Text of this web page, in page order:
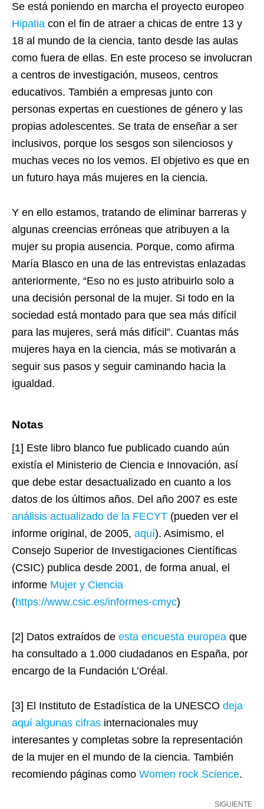
Se está poniendo en marcha el proyecto europeo
Hipatia con el fin de atraer a chicas de entre 13 y
18 al mundo de la ciencia, tanto desde las aulas
como fuera de ellas. En este proceso se involucran
a centros de investigación, museos, centros
educativos. También a empresas junto con
personas expertas en cuestiones de género y las
propias adolescentes. Se trata de enseñar a ser
inclusivos, porque los sesgos son silenciosos y
muchas veces no los vemos. El objetivo es que en
un futuro haya más mujeres en la ciencia.
Y en ello estamos, tratando de eliminar barreras y
algunas creencias erróneas que atribuyen a la
mujer su propia ausencia. Porque, como afirma
María Blasco en una de las entrevistas enlazadas
anteriormente, “Eso no es justo atribuirlo solo a
una decisión personal de la mujer. Si todo en la
sociedad está montado para que sea más difícil
para las mujeres, será más difícil”. Cuantas más
mujeres haya en la ciencia, más se motivarán a
seguir sus pasos y seguir caminando hacia la
igualdad.
Notas
[1] Este libro blanco fue publicado cuando aún
existía el Ministerio de Ciencia e Innovación, así
que debe estar desactualizado en cuanto a los
datos de los últimos años. Del año 2007 es este
análisis actualizado de la FECYT (pueden ver el
informe original, de 2005, aquí). Asimismo, el
Consejo Superior de Investigaciones Científicas
(CSIC) publica desde 2001, de forma anual, el
informe Mujer y Ciencia
(https://www.csic.es/informes-cmyc)
[2] Datos extraídos de esta encuesta europea que
ha consultado a 1.000 ciudadanos en España, por
encargo de la Fundación L’Oréal.
[3] El Instituto de Estadística de la UNESCO deja
aquí algunas cifras internacionales muy
interesantes y completas sobre la representación
de la mujer en el mundo de la ciencia. También
recomiendo páginas como Women rock Science.
SIGUIENTE